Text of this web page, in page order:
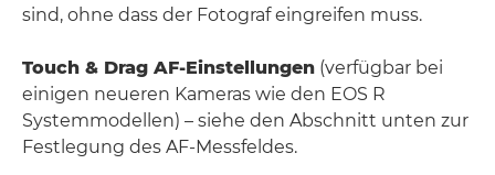
sind, ohne dass der Fotograf eingreifen muss.
Touch & Drag AF-Einstellungen (verfügbar bei
einigen neueren Kameras wie den EOS R
Systemmodellen) – siehe den Abschnitt unten zur
Festlegung des AF-Messfeldes.